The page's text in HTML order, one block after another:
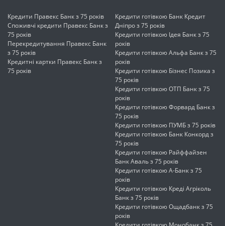
Кредити Правекс Банк з 75 років
Споживчі кредити Правекс Банк з
75 років
Перекредитування Правекс Банк
з 75 років
Кредитні картки Правекс Банк з
75 років
Кредити готівкою Банк Кредит
Дніпро з 75 років
Кредити готівкою Ідея Банк з 75
років
Кредити готівкою Альфа Банк з 75
років
Кредити готівкою Бізнес Позика з
75 років
Кредити готівкою ОТП Банк з 75
років
Кредити готівкою Форвард Банк з
75 років
Кредити готівкою ПУМБ з 75 років
Кредити готівкою Банк Конкорд з
75 років
Кредити готівкою Райффайзен
Банк Аваль з 75 років
Кредити готівкою А-Банк з 75
років
Кредити готівкою Креді Агріколь
Банк з 75 років
Кредити готівкою Ощадбанк з 75
років